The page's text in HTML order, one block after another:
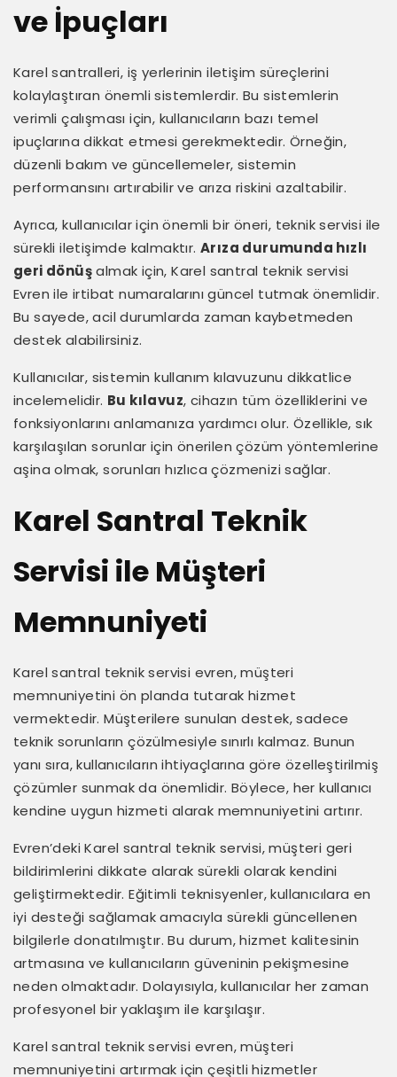
ve İpuçları
Karel santralleri, iş yerlerinin iletişim süreçlerini
kolaylaştıran önemli sistemlerdir. Bu sistemlerin
verimli çalışması için, kullanıcıların bazı temel
ipuçlarına dikkat etmesi gerekmektedir. Örneğin,
düzenli bakım ve güncellemeler, sistemin
performansını artırabilir ve arıza riskini azaltabilir.
Ayrıca, kullanıcılar için önemli bir öneri, teknik servisi ile
sürekli iletişimde kalmaktır.Arıza durumunda hızlı
geri dönüşalmak için, Karel santral teknik servisi
Evren ile irtibat numaralarını güncel tutmak önemlidir.
Bu sayede, acil durumlarda zaman kaybetmeden
destek alabilirsiniz.
Kullanıcılar, sistemin kullanım kılavuzunu dikkatlice
incelemelidir. Bu kılavuz, cihazın tüm özelliklerini ve
fonksiyonlarını anlamanıza yardımcı olur. Özellikle, sık
karşılaşılan sorunlar için önerilen çözüm yöntemlerine
aşina olmak, sorunları hızlıca çözmenizi sağlar.
Karel Santral Teknik
Servisi ile Müşteri
Memnuniyeti
Karel santral teknik servisi evren, müşteri
memnuniyetini ön planda tutarak hizmet
vermektedir. Müşterilere sunulan destek, sadece
teknik sorunların çözülmesiyle sınırlı kalmaz. Bunun
yanı sıra, kullanıcıların ihtiyaçlarına göre özelleştirilmiş
çözümler sunmak da önemlidir. Böylece, her kullanıcı
kendine uygun hizmeti alarak memnuniyetini artırır.
Evren’deki Karel santral teknik servisi, müşteri geri
bildirimlerini dikkate alarak sürekli olarak kendini
geliştirmektedir. Eğitimli teknisyenler, kullanıcılara en
iyi desteği sağlamak amacıyla sürekli güncellenen
bilgilerle donatılmıştır. Bu durum, hizmet kalitesinin
artmasına ve kullanıcıların güveninin pekişmesine
neden olmaktadır. Dolayısıyla, kullanıcılar her zaman
profesyonel bir yaklaşım ile karşılaşır.
Karel santral teknik servisi evren, müşteri
memnuniyetini artırmak için çeşitli hizmetler